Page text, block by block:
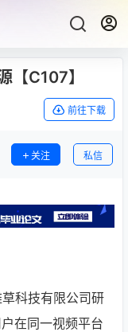
【C107】
前往下载
关注 私信
科技有限公司研
在同一视频平台